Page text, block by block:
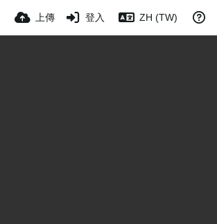
上傳 登入 ZH (TW)